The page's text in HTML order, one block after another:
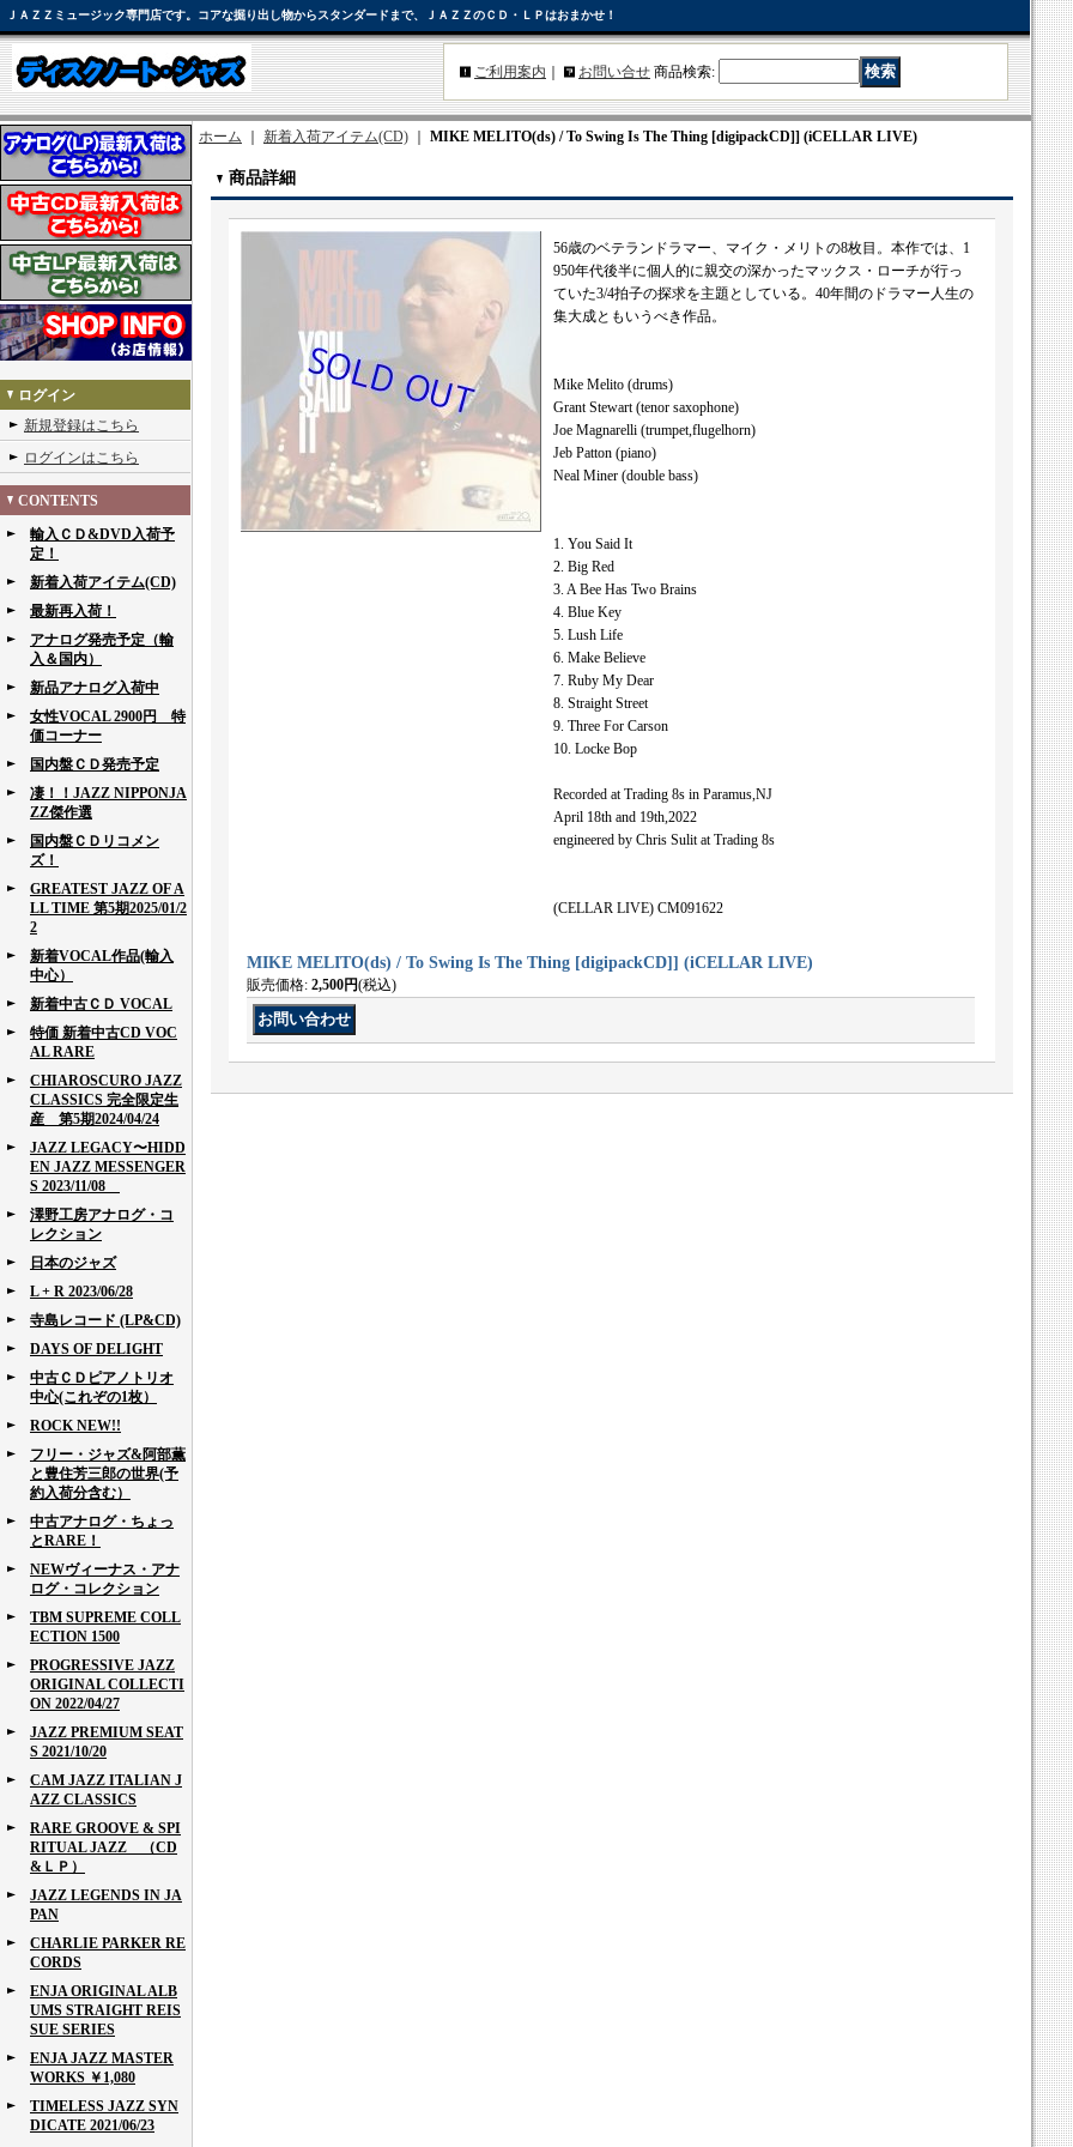
ＪＡＺＺミュージック専門店です。コアな掘り出し物からスタンダードまで、ＪＡＺＺのＣＤ・ＬＰはおまかせ！
ご利用案内 お問い合せ 商品検索:
ログイン
新規登録はこちら
ログインはこちら
CONTENTS
輸入ＣＤ&DVD入荷予
定！
新着入荷アイテム(CD)
最新再入荷！
アナログ発売予定（輸
入＆国内）
新品アナログ入荷中
女性VOCAL 2900円 特
価コーナー
国内盤ＣＤ発売予定
凄！！JAZZ NIPPONJA
ZZ傑作選
国内盤ＣＤリコメン
ズ！
GREATEST JAZZ OF A
LL TIME 第5期2025/01/2
2
新着VOCAL作品(輸入
中心）
新着中古ＣＤ VOCAL
特価 新着中古CD VOC
AL RARE
CHIAROSCURO JAZZ
CLASSICS 完全限定生
産 第5期2024/04/24
JAZZ LEGACY〜HIDD
EN JAZZ MESSENGER
S 2023/11/08
澤野工房アナログ・コ
レクション
日本のジャズ
L + R 2023/06/28
寺島レコード (LP&CD)
DAYS OF DELIGHT
中古ＣＤピアノトリオ
中心(これぞの1枚）
ROCK NEW!!
フリー・ジャズ&阿部薫
と豊住芳三郎の世界(予
約入荷分含む）
中古アナログ・ちょっ
とRARE！
NEWヴィーナス・アナ
ログ・コレクション
TBM SUPREME COLL
ECTION 1500
PROGRESSIVE JAZZ
ORIGINAL COLLECTI
ON 2022/04/27
JAZZ PREMIUM SEAT
S 2021/10/20
CAM JAZZ ITALIAN J
AZZ CLASSICS
RARE GROOVE & SPI
RITUAL JAZZ （CD
&ＬＰ）
JAZZ LEGENDS IN JA
PAN
CHARLIE PARKER RE
CORDS
ENJA ORIGINAL ALB
UMS STRAIGHT REIS
SUE SERIES
ENJA JAZZ MASTER
WORKS ￥1,080
TIMELESS JAZZ SYN
DICATE 2021/06/23
ホーム 新着入荷アイテム(CD) MIKE MELITO(ds) / To Swing Is The Thing [digipackCD]] (iCELLAR LIVE)
商品詳細
56歳のベテランドラマー、マイク・メリトの8枚目。本作では、1
950年代後半に個人的に親交の深かったマックス・ローチが行っ
ていた3/4拍子の探求を主題としている。40年間のドラマー人生の
集大成ともいうべき作品。
Mike Melito (drums)
Grant Stewart (tenor saxophone)
Joe Magnarelli (trumpet,flugelhorn)
Jeb Patton (piano)
Neal Miner (double bass)
1. You Said It
2. Big Red
3. A Bee Has Two Brains
4. Blue Key
5. Lush Life
6. Make Believe
7. Ruby My Dear
8. Straight Street
9. Three For Carson
10. Locke Bop
Recorded at Trading 8s in Paramus,NJ
April 18th and 19th,2022
engineered by Chris Sulit at Trading 8s
(CELLAR LIVE) CM091622
MIKE MELITO(ds) / To Swing Is The Thing [digipackCD]] (iCELLAR LIVE)
販売価格: 2,500円(税込)